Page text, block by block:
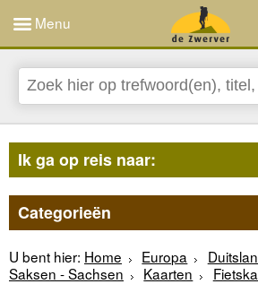
Menu
Ik ga op reis naar:
Categorieën
U bent hier: Home Europa
Saksen - Sachsen
Kaarten